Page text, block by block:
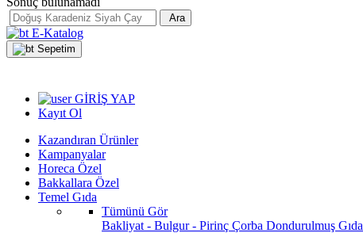
Ara
E-Katalog
Sepetim
GİRİŞ YAP
Kayıt Ol
Kazandıran Ürünler
Kampanyalar
Horeca Özel
Bakkallara Özel
Temel Gıda
Tümünü Gör
Bakliyat - Bulgur - Pirinç Çorba Dondurulmuş Gıda